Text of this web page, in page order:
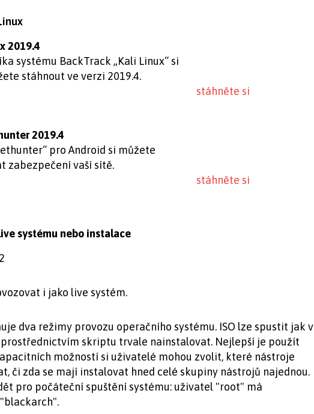
2019.4
systému BackTrack „Kali Linux“ si
stáhnout ve verzi 2019.4.
stáhněte si
2019.4
pro Android si můžete
zabezpečení vaší sítě.
stáhněte si
systému nebo instalace
i jako live systém.
dva režimy provozu operačního systému. ISO lze spustit jak v
skriptu trvale nainstalovat. Nejlepší je použít
možností si uživatelé mohou zvolit, které nástroje
či zda se mají instalovat hned celé skupiny nástrojů najednou.
pro počáteční spuštění systému: uživatel "root" má